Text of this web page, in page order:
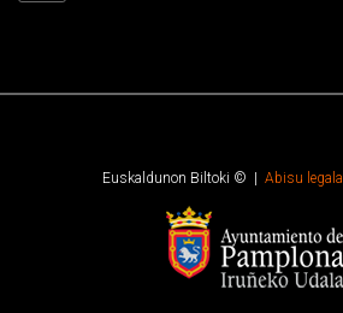
Euskaldunon Biltoki © | Abisu legala